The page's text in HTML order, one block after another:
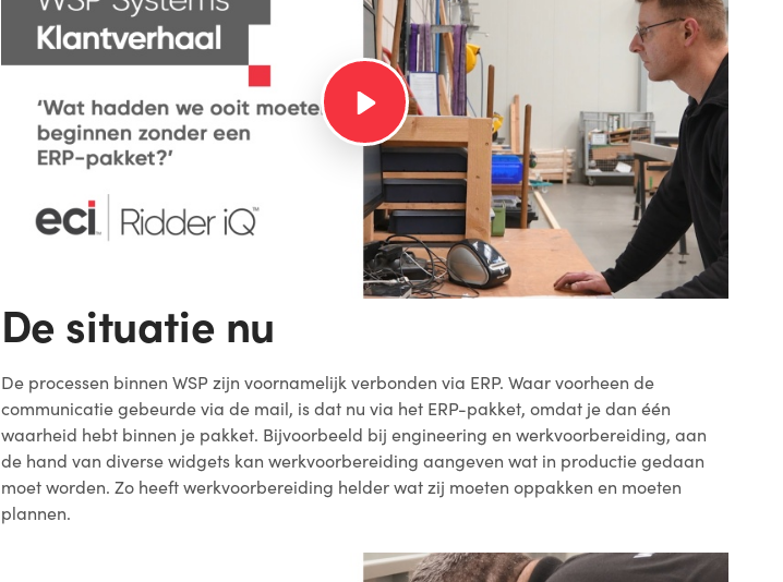
De situatie nu
De processen binnen WSP zijn voornamelijk verbonden via ERP. Waar voorheen de
communicatie gebeurde via de mail, is dat nu via het ERP-pakket, omdat je dan één
waarheid hebt binnen je pakket. Bijvoorbeeld bij engineering en werkvoorbereiding, aan
de hand van diverse widgets kan werkvoorbereiding aangeven wat in productie gedaan
moet worden. Zo heeft werkvoorbereiding helder wat zij moeten oppakken en moeten
plannen.